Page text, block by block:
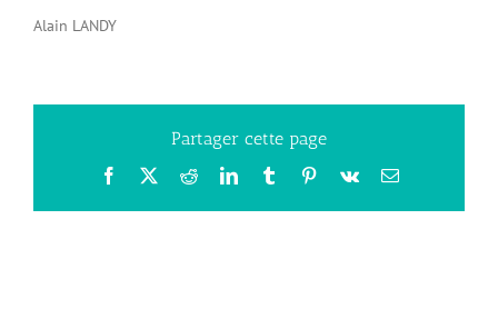
Alain LANDY
Partager cette page
Facebook
X RedditLinkedInTumblrPinterest
Vk Email